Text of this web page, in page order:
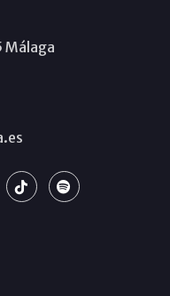
Málaga